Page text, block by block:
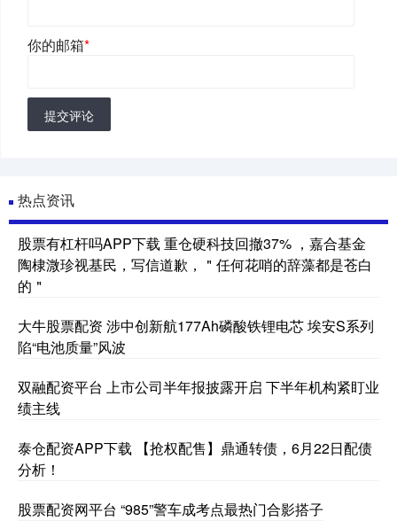
你的邮箱*
提交评论
热点资讯
股票有杠杆吗APP下载 重仓硬科技回撤37% ，嘉合基金
陶棣溦珍视基民，写信道歉，＂任何花哨的辞藻都是苍白
的＂
大牛股票配资 涉中创新航177Ah磷酸铁锂电芯 埃安S系列
陷“电池质量”风波
双融配资平台 上市公司半年报披露开启 下半年机构紧盯业
绩主线
泰仓配资APP下载 【抢权配售】鼎通转债，6月22日配债
分析！
股票配资网平台 “985”警车成考点最热门合影搭子